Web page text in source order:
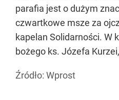
parafia jest o dużym
czwartkowe msze za
kapelan Solidarności. W
bożego ks. Józefa
Źródło: Wprost